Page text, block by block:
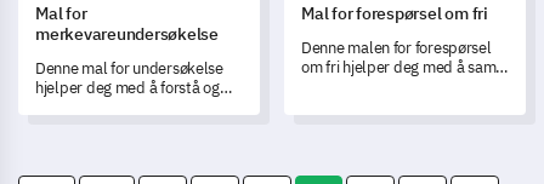
Mal for
merkevareundersøkelse
Denne mal for undersøkelse
hjelper deg med å forstå og
Mal for forespørsel om fri
Denne malen for forespørsel
om fri hjelper deg med å samle